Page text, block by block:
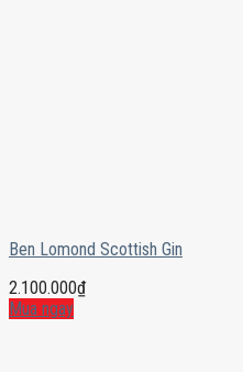
Ben Lomond Scottish Gin
2.100.000₫
Mua ngay